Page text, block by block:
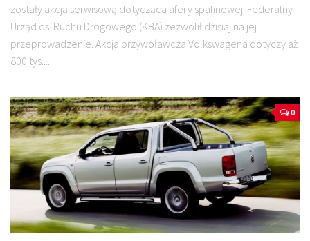
zostały akcją serwisową dotycząca afery spalinowej. Federalny
Urząd ds. Ruchu Drogowego (KBA) zezwolił dzisiaj na jej
przeprowadzenie. Akcja przywoławcza Volkswagena dotyczy aż
800 tys....
0